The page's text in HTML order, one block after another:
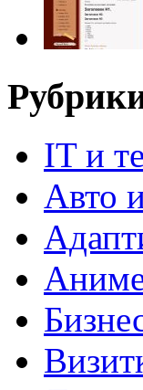
IT и
Авто